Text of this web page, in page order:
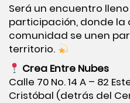
Será un encuentro
participación, donde la
comunidad se unen
territorio.
Crea Entre Nubes
Calle 70 No. 14 A – 82
Cristóbal (detrás del